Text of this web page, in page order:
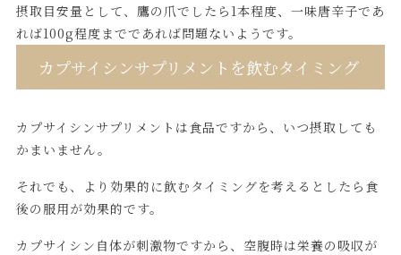
摂取目安量として、鷹の爪でしたら1本程度、一味唐辛子であ
れば100g程度までであれば問題ないようです。
カプサイシンサプリメントを飲むタイミング
カプサイシンサプリメントは食品ですから、いつ摂取しても
かまいません。
それでも、より効果的に飲むタイミングを考えるとしたら食
後の服用が効果的です。
カプサイシン自体が刺激物ですから、空腹時は栄養の吸収が